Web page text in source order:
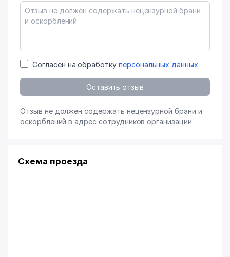
Согласен на обработку персональных данных
Оставить отзыв
Отзыв не должен содержать нецензурной брани и
оскорблений в адрес сотрудников организации
Схема проезда